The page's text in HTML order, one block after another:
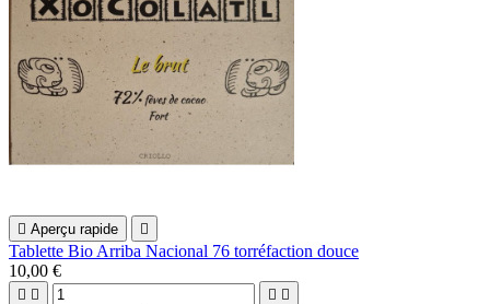
 Aperçu rapide 
Tablette Bio Arriba Nacional 76 torréfaction douce
10,00 €
   